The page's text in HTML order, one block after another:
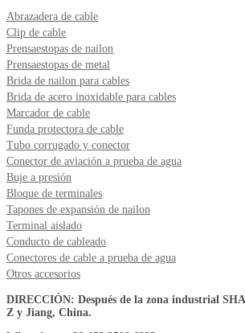
Abrazadera de cable
Clip de cable
Prensaestopas de nailon
Prensaestopas de metal
Brida de nailon para cables
Brida de acero inoxidable para cables
Marcador de cable
Funda protectora de cable
Tubo corrugado y conector
Conector de aviación a prueba de agua
Buje a presión
Bloque de terminales
Tapones de expansión de nailon
Terminal aislado
Conducto de cableado
Conectores de cable a prueba de agua
Otros accesorios
DIRECCIÓN: Después de la zona industrial
Z y Jiang, China.